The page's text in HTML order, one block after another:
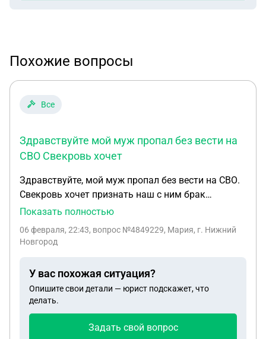
Похожие вопросы
Все
Здравствуйте мой муж пропал без вести на
СВО Свекровь хочет
Здравствуйте, мой муж пропал без вести на СВО.
Свекровь хочет признать наш с ним брак
фиктивным. Мы жили 6 месяцев в гражданском
прошло 2 месяца и он пропал . Вместе мы 8
по госпиталям , лечила его , была с ним в самые
сложные моменты, помогала ему финансами.
Есть фотографии , билеты от наших поездок ,
переписка , свидетели, он сделал расширенную
Показать полностью
06 февраля, 22:43, вопрос №4849229, Мария, г. Нижний
Новгород
У вас похожая ситуация?
Опишите свои детали — юрист подскажет, что
делать.
Задать свой вопрос